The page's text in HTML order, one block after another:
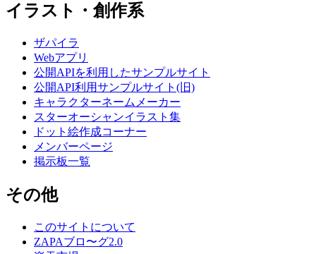
イラスト・創作系
ザパイラ
Webアプリ
公開APIを利用したサンプルサイト
公開API利用サンプルサイト(旧)
キャラクターネームメーカー
スターオーシャンイラスト集
ドット絵作成コーナー
メンバーページ
掲示板一覧
その他
このサイトについて
ZAPAブロ〜グ2.0